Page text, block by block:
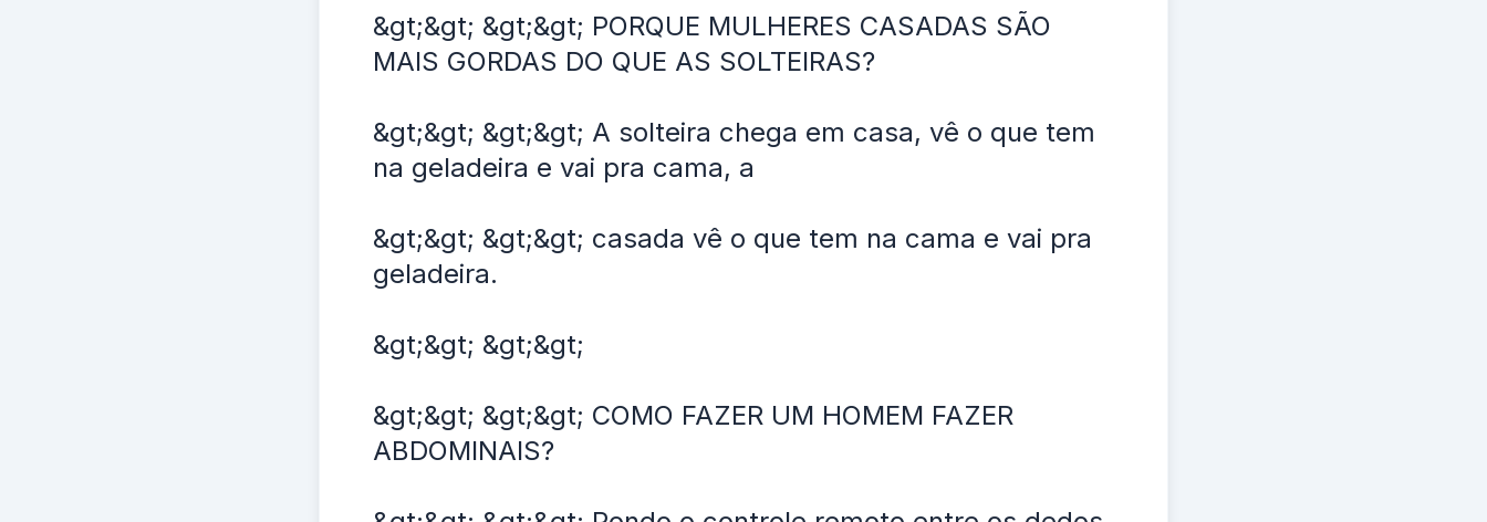
&gt;&gt; &gt;&gt; PORQUE MULHERES CASADAS SÃO
MAIS GORDAS DO QUE AS SOLTEIRAS?
&gt;&gt; &gt;&gt; A solteira chega em casa, vê o que tem
na geladeira e vai pra cama, a
&gt;&gt; &gt;&gt; casada vê o que tem na cama e vai pra
geladeira.
&gt;&gt; &gt;&gt;
&gt;&gt; &gt;&gt; COMO FAZER UM HOMEM FAZER
ABDOMINAIS?